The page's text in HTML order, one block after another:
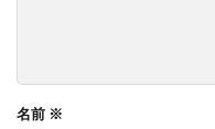
名前 ※